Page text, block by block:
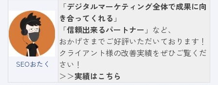
SEOおたく
「デジタルマーケティング全体で成果に向
き合ってくれる 」
「信頼出来るパートナー 」など、
おかげさまでご好評いただいております！
クライアント様の改善実績をぜひご覧くだ
さい！
＞＞実績はこちら